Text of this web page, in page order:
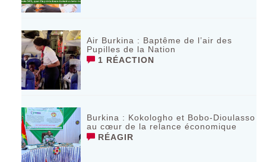
Air Burkina : Baptême de l’air des
Pupilles de la Nation
1 RÉACTION
Burkina : Kokologho et Bobo-Dioulasso
au cœur de la relance économique
RÉAGIR